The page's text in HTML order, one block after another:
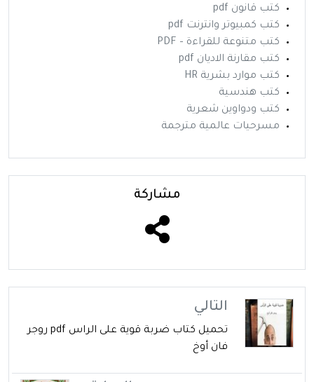
كتب قانون pdf
كتب كمبيوتر وانترنت pdf
كتب متنوعة للقراءة – PDF
كتب مقارنة الاديان pdf
كتب موارد بشرية HR
كتب هندسية
كتب ودواوين شعرية
مسرحيات عالمية مترجمة
مشاركة
التالي
تحميل كتاب ضربة قوية على الراس pdf روجر
فان أوخ